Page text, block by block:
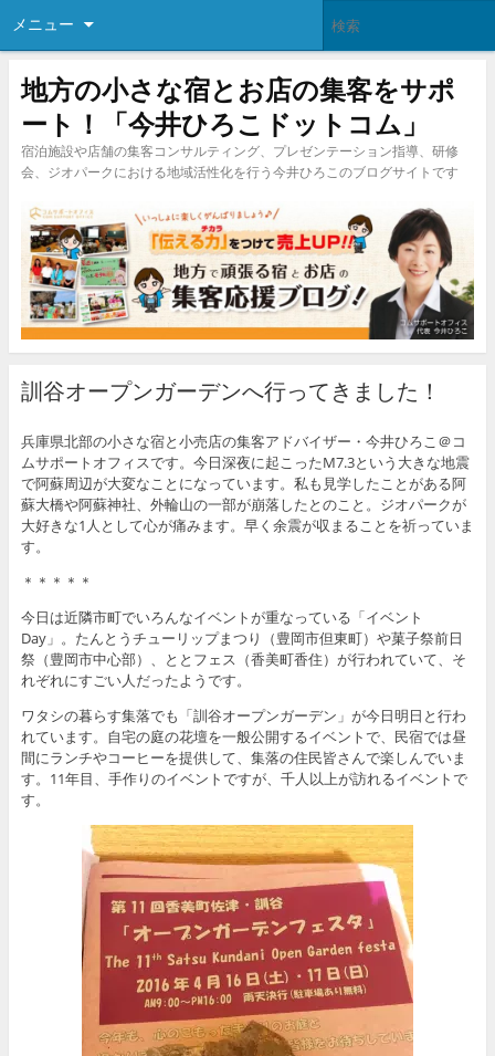
メニュー
地方の小さな宿とお店の集客をサポ
ート！「今井ひろこドットコム」
宿泊施設や店舗の集客コンサルティング、プレゼンテーション指導、研修
会、ジオパークにおける地域活性化を行う今井ひろこのブログサイトです
訓谷オープンガーデンへ行ってきました！
兵庫県北部の小さな宿と小売店の集客アドバイザー・今井ひろこ＠コ
ムサポートオフィスです。今日深夜に起こったM7.3という大きな地震
で阿蘇周辺が大変なことになっています。私も見学したことがある阿
蘇大橋や阿蘇神社、外輪山の一部が崩落したとのこと。ジオパークが
大好きな1人として心が痛みます。早く余震が収まることを祈っていま
す。
＊＊＊＊＊
今日は近隣市町でいろんなイベントが重なっている「イベント
Day」。たんとうチューリップまつり（豊岡市但東町）や菓子祭前日
祭（豊岡市中心部）、ととフェス（香美町香住）が行われていて、そ
れぞれにすごい人だったようです。
ワタシの暮らす集落でも「訓谷オープンガーデン」が今日明日と行わ
れています。自宅の庭の花壇を一般公開するイベントで、民宿では昼
間にランチやコーヒーを提供して、集落の住民皆さんで楽しんでいま
す。11年目、手作りのイベントですが、千人以上が訪れるイベントで
す。